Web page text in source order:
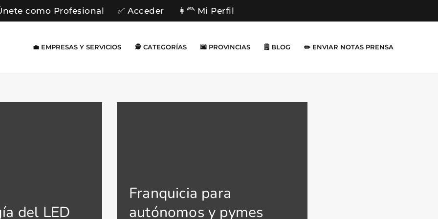
como Profesional ✅ Acceder 👩‍🦰 Mi Perfil
💼 EMPRESAS Y SERVICIOS 🕵️ CATEGORÍAS 🌆 PROVINCIAS 🗒️ BLOG ✏️ ENVIAR NOTAS PRENSA
del LED
Franquicia para
autónomos y pymes